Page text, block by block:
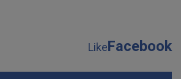
LikeFacebook